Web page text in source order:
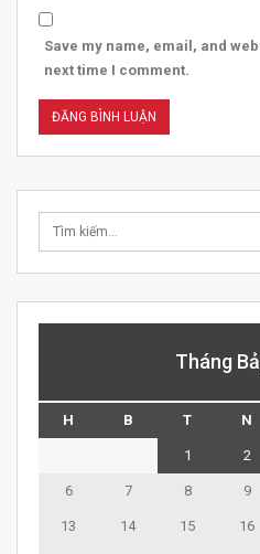
Save my name, email, and
next time I comment.
Tháng
H B T N
1 2
6 7 8 9
13 14 15 16